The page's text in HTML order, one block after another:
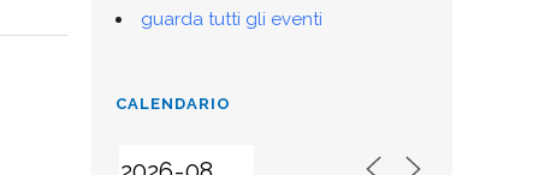
guarda tutti gli eventi
CALENDARIO